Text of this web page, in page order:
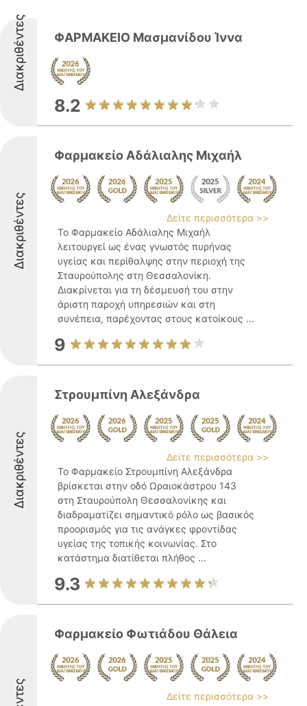
Διακριθέντες ΦΑΡΜΑΚΕΙΟ Μασμανίδου Ίννα
8.2
Διακριθέντες
Φαρμακείο Αδάλιαλης Μιχαήλ
Δείτε περισσότερα >>
Το Φαρμακείο Αδάλιαλης Μιχαήλ
λειτουργεί ως ένας γνωστός πυρήνας
υγείας και περίθαλψης στην περιοχή της
Σταυρούπολης στη Θεσσαλονίκη.
Διακρίνεται για τη δέσμευσή του στην
άριστη παροχή υπηρεσιών και στη
συνέπεια, παρέχοντας στους κατοίκους ...
9
Διακριθέντες
Στρουμπίνη Αλεξάνδρα
Δείτε περισσότερα >>
Το Φαρμακείο Στρουμπίνη Αλεξάνδρα
βρίσκεται στην οδό Ωραιοκάστρου 143
στη Σταυρούπολη Θεσσαλονίκης και
διαδραματίζει σημαντικό ρόλο ως βασικός
προορισμός για τις ανάγκες φροντίδας
υγείας της τοπικής κοινωνίας. Στο
κατάστημα διατίθεται πλήθος ...
9.3
Φαρμακείο Φωτιάδου Θάλεια
Δείτε περισσότερα >>